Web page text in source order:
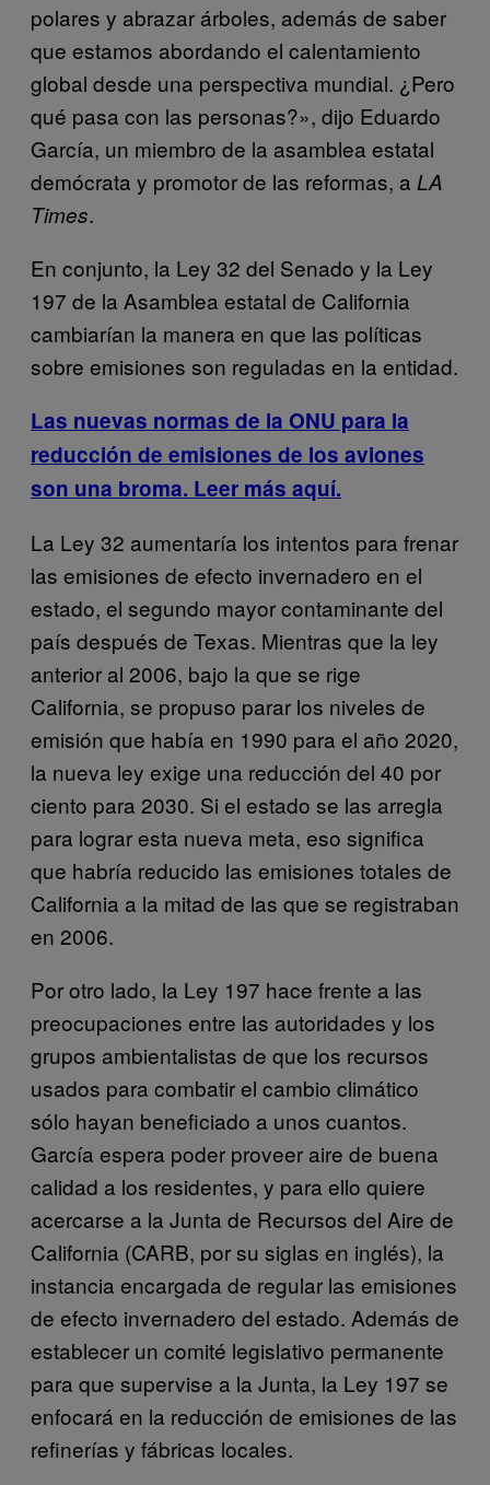
polares y abrazar árboles, además de saber
que estamos abordando el calentamiento
global desde una perspectiva mundial. ¿Pero
qué pasa con las personas?», dijo Eduardo
García, un miembro de la asamblea estatal
demócrata y promotor de las reformas, a LA
Times.
En conjunto, la Ley 32 del Senado y la Ley
197 de la Asamblea estatal de California
cambiarían la manera en que las políticas
sobre emisiones son reguladas en la entidad.
Las nuevas normas de la ONU para la
reducción de emisiones de los aviones
son una broma. Leer más aquí.
La Ley 32 aumentaría los intentos para frenar
las emisiones de efecto invernadero en el
estado, el segundo mayor contaminante del
país después de Texas. Mientras que la ley
anterior al 2006, bajo la que se rige
California, se propuso parar los niveles de
emisión que había en 1990 para el año 2020,
la nueva ley exige una reducción del 40 por
ciento para 2030. Si el estado se las arregla
para lograr esta nueva meta, eso significa
que habría reducido las emisiones totales de
California a la mitad de las que se registraban
en 2006.
Por otro lado, la Ley 197 hace frente a las
preocupaciones entre las autoridades y los
grupos ambientalistas de que los recursos
usados para combatir el cambio climático
sólo hayan beneficiado a unos cuantos.
García espera poder proveer aire de buena
calidad a los residentes, y para ello quiere
acercarse a la Junta de Recursos del Aire de
California (CARB, por su siglas en inglés), la
instancia encargada de regular las emisiones
de efecto invernadero del estado. Además de
establecer un comité legislativo permanente
para que supervise a la Junta, la Ley 197 se
enfocará en la reducción de emisiones de las
refinerías y fábricas locales.